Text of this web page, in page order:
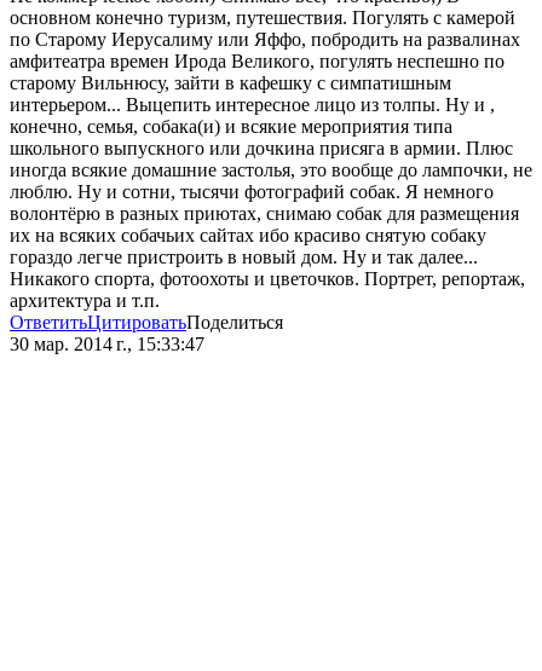
основном конечно туризм, путешествия. Погулять с камерой
по Старому Иерусалиму или Яффо, побродить на развалинах
амфитеатра времен Ирода Великого, погулять неспешно по
старому Вильнюсу, зайти в кафешку с симпатишным
интерьером... Выцепить интересное лицо из толпы. Ну и ,
конечно, семья, собака(и) и всякие мероприятия типа
школьного выпускного или дочкина присяга в армии. Плюс
иногда всякие домашние застолья, это вообще до лампочки, не
люблю. Ну и сотни, тысячи фотографий собак. Я немного
волонтёрю в разных приютах, снимаю собак для размещения
их на всяких собачьих сайтах ибо красиво снятую собаку
гораздо легче пристроить в новый дом. Ну и так далее...
Никакого спорта, фотоохоты и цветочков. Портрет, репортаж,
архитектура и т.п.
ОтветитьЦитироватьПоделиться
30 мар. 2014 г., 15:33:47